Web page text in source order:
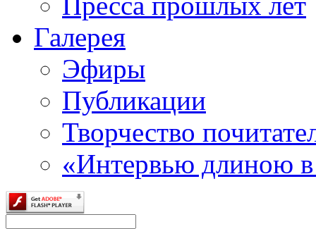
Галерея
Эфиры
Публикации
Творчество
«Интервью длиною